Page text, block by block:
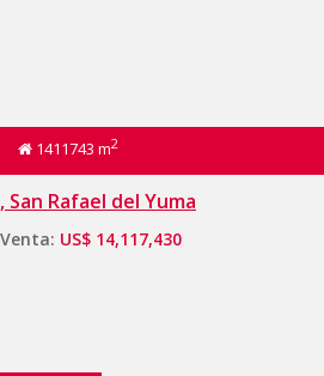
1411743 m2
, San Rafael del Yuma
Venta: US$ 14,117,430